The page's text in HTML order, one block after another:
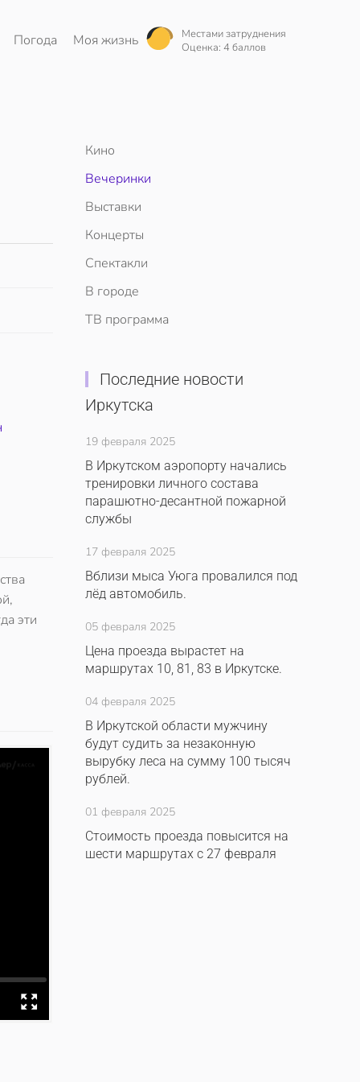
Погода Моя жизнь
Местами затруднения
Оценка: 4 баллов
эти
Кино
Вечеринки
Выставки
Концерты
Спектакли
В городе
ТВ программа
Последние новости
Иркутска
19 февраля 2025
В Иркутском аэропорту начались
тренировки личного состава
парашютно-десантной пожарной
службы
17 февраля 2025
Вблизи мыса Уюга провалился под
лёд автомобиль.
05 февраля 2025
Цена проезда вырастет на
маршрутах 10, 81, 83 в Иркутске.
04 февраля 2025
В Иркутской области мужчину
будут судить за незаконную
вырубку леса на сумму 100 тысяч
рублей.
01 февраля 2025
Стоимость проезда повысится на
шести маршрутах с 27 февраля